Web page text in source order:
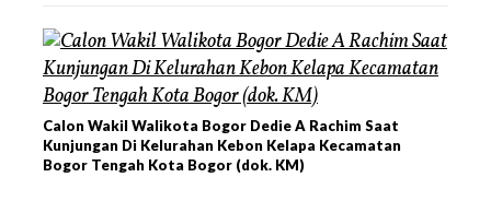
Calon Wakil Walikota Bogor Dedie A Rachim Saat
Kunjungan Di Kelurahan Kebon Kelapa Kecamatan
Bogor Tengah Kota Bogor (dok. KM)